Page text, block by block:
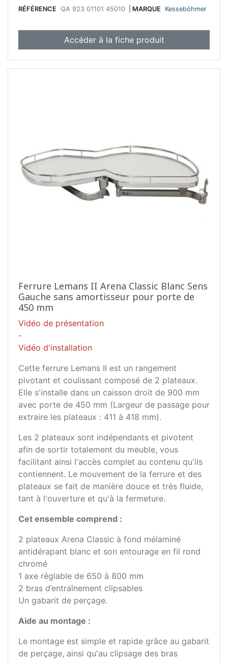
RÉFÉRENCE QA 923 01101 45010 MARQUE Kesseböhmer
Accéder à la fiche produit
Ferrure Lemans II Arena Classic Blanc Sens
Gauche sans amortisseur pour porte de
450 mm
Vidéo de présentation
-
Vidéo d'installation
Cette ferrure Lemans II est un rangement
pivotant et coulissant composé de 2 plateaux.
Elle s'installe dans un caisson droit de 900 mm
avec porte de 450 mm (Largeur de passage pour
extraire les plateaux : 411 à 418 mm).
Les 2 plateaux sont indépendants et pivotent
afin de sortir totalement du meuble, vous
facilitant ainsi l'accès complet au contenu qu'ils
contiennent. Le mouvement de la ferrure et des
plateaux se fait de manière douce et très fluide,
tant à l'ouverture et qu'à la fermeture.
Cet ensemble comprend :
2 plateaux Arena Classic à fond mélaminé
antidérapant blanc et son entourage en fil rond
chromé
1 axe réglable de 650 à 800 mm
2 bras d’entraînement clipsables
Un gabarit de perçage.
Aide au montage :
Le montage est simple et rapide grâce au gabarit
de perçage, ainsi qu'au clipsage des bras